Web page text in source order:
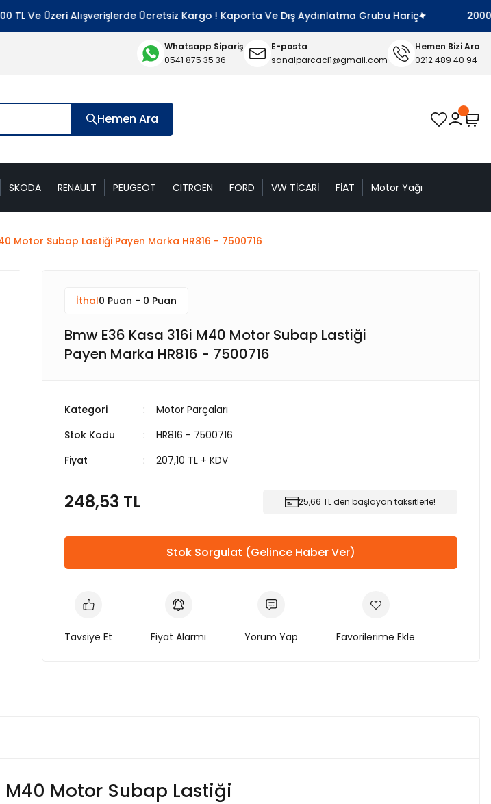
Ve Üzeri Alışverişlerde Ücretsiz Kargo ! Kaporta Ve Dış Aydınlatma Grubu Hariç 2000
Whatsapp Sipariş
0541 875 35 36
E-posta
sanalparcaci1@gmail.com
Hemen Bizi Ara
0212 489 40 94
Hemen Ara
SKODA RENAULT PEUGEOT CITROEN FORD VW TİCARİ FİAT Motor Yağı
Motor Subap Lastiği Payen Marka HR816 - 7500716
İthal0 Puan - 0 Puan
Bmw E36 Kasa 316i M40 Motor Subap Lastiği
Payen Marka HR816 - 7500716
Kategori
Motor Parçaları
Stok Kodu
HR816 - 7500716
Fiyat
207,10 TL + KDV
248,53 TL 25,66 TL den başlayan taksitlerle!
Stok Sorgulat (Gelince Haber Ver)
Tavsiye Et Fiyat Alarmı Yorum Yap
M40 Motor Subap Lastiği